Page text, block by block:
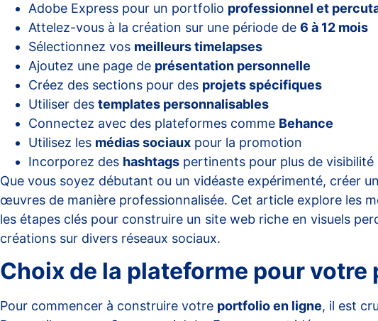
Adobe Express pour un portfolio professionnel et
Attelez-vous à la création sur une période de 6 à 12 mois
Sélectionnez vos meilleurs timelapses
Ajoutez une page de présentation personnelle
Créez des sections pour des projets spécifiques
Utiliser des templates personnalisables
Connectez avec des plateformes comme Behance
Utilisez les médias sociaux pour la promotion
Incorporez des hashtags pertinents pour plus de visibilité
Que vous soyez débutant ou un vidéaste expérimenté, créer un
œuvres de manière professionnalisée. Cet article explore les
les étapes clés pour construire un site web riche en visuels
créations sur divers réseaux sociaux.
Choix de la plateforme pour
Pour commencer à construire votre portfolio en ligne, il est